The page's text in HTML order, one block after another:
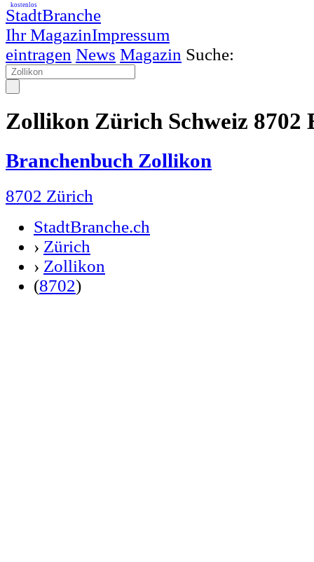
StadtBranche
Ihr MagazinImpressum
kostenlos
eintragen News Magazin Suche:
Zollikon Zürich Schweiz 8702
Branchenbuch Zollikon
8702 Zürich
StadtBranche.ch
› Zürich
› Zollikon
(8702)